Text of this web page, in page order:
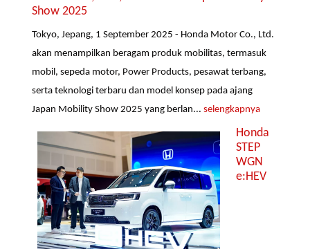
Show 2025
Tokyo, Jepang, 1 September 2025 - Honda Motor Co., Ltd.
akan menampilkan beragam produk mobilitas, termasuk
mobil, sepeda motor, Power Products, pesawat terbang,
serta teknologi terbaru dan model konsep pada ajang
Japan Mobility Show 2025 yang berlan...selengkapnya
Honda
STEP
WGN
e:HEV